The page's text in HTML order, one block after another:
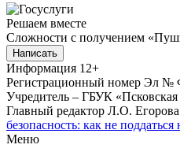
Решаем вместе
Сложности с получением
Написать
Информация 12+
Регистрационный номер Эл №
Учредитель – ГБУК «Псковская
Главный редактор Л.О.
безопасность: как не
Меню